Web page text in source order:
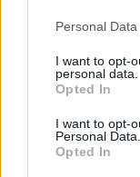
Personal
I want to opt-
personal data.
Opted In
I want to opt-
Personal Data.
Opted In
ΣΤΗΝ